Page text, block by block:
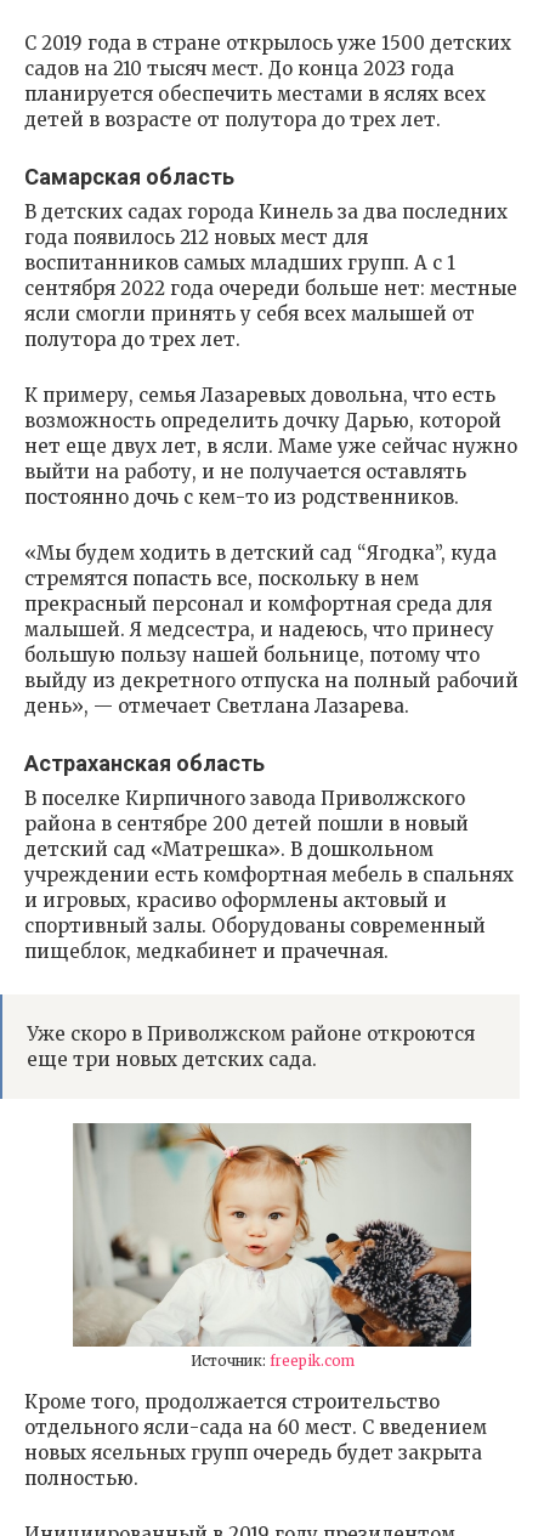
С 2019 года в стране открылось уже 1500 детских
садов на 210 тысяч мест. До конца 2023 года
планируется обеспечить местами в яслях всех
детей в возрасте от полутора до трех лет.
Самарская область
В детских садах города Кинель за два последних
года появилось 212 новых мест для
воспитанников самых младших групп. А с 1
сентября 2022 года очереди больше нет: местные
ясли смогли принять у себя всех малышей от
полутора до трех лет.
К примеру, семья Лазаревых довольна, что есть
возможность определить дочку Дарью, которой
нет еще двух лет, в ясли. Маме уже сейчас нужно
выйти на работу, и не получается оставлять
постоянно дочь с кем-то из родственников.
«Мы будем ходить в детский сад “Ягодка”, куда
стремятся попасть все, поскольку в нем
прекрасный персонал и комфортная среда для
малышей. Я медсестра, и надеюсь, что принесу
большую пользу нашей больнице, потому что
выйду из декретного отпуска на полный рабочий
день», — отмечает Светлана Лазарева.
Астраханская область
В поселке Кирпичного завода Приволжского
района в сентябре 200 детей пошли в новый
детский сад «Матрешка». В дошкольном
учреждении есть комфортная мебель в спальнях
и игровых, красиво оформлены актовый и
спортивный залы. Оборудованы современный
пищеблок, медкабинет и прачечная.
Уже скоро в Приволжском районе откроются
еще три новых детских сада.
Источник: freepik.com
Кроме того, продолжается строительство
отдельного ясли-сада на 60 мест. С введением
новых ясельных групп очередь будет закрыта
полностью.